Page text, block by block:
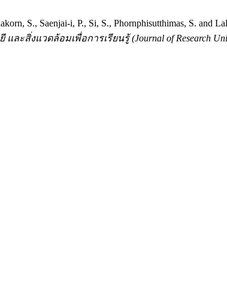
S., Saenjai-i, P., Si, S., Phornphisutthimas,
สิ่งแวดล้อมเพื่อการเรียนรู้ (Journal of Research Unit